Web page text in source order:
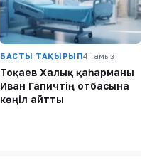
БАСТЫ ТАҚЫРЫП4 тамыз
Тоқаев Халық қаһарманы
Иван Гапичтің отбасына
көңіл айтты